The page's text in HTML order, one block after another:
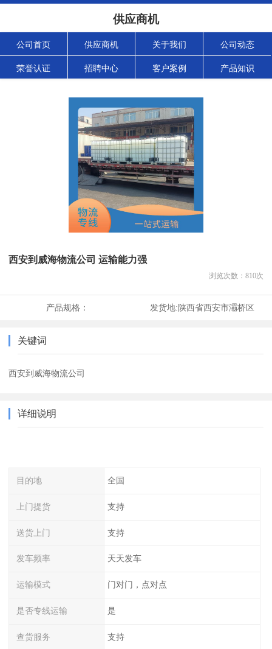
供应商机
公司首页 供应商机 关于我们 公司动态
荣誉认证 招聘中心 客户案例 产品知识
西安到威海物流公司 运输能力强
浏览次数： 810次
产品规格： 发货地:陕西省西安市灞桥区
关键词
西安到威海物流公司
详细说明
目的地 全国
上门提货 支持
送货上门 支持
发车频率 天天发车
运输模式 门对门，点对点
是否专线运输 是
查货服务 支持